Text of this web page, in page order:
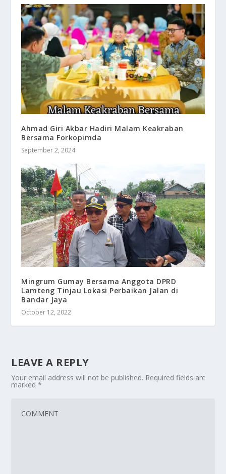
Ahmad Giri Akbar Hadiri Malam Keakraban
Bersama Forkopimda
September 2, 2024
Mingrum Gumay Bersama Anggota DPRD
Lamteng Tinjau Lokasi Perbaikan Jalan di
Bandar Jaya
October 12, 2022
LEAVE A REPLY
Your email address will not be published. Required fields are
marked*